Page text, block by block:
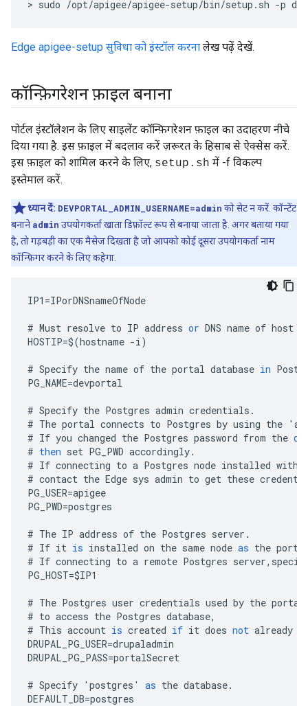
> sudo /opt/apigee/apigee-setup/bin/setup.sh -p
Edge apigee-setup सुविधा को इंस्टॉल करना लेख पढ़ें देखें.
कॉन्फ़िगरेशन फ़ाइल बनाना
पोर्टल इंस्टॉलेशन के लिए साइलेंट कॉन्फ़िगरेशन फ़ाइल का उदाहरण नीचे
दिया गया है. इस फ़ाइल में बदलाव करें ज़रूरत के हिसाब से ऐक्सेस करें.
इस फ़ाइल को शामिल करने के लिए, setup.sh में -f विकल्प
इस्तेमाल करें.
ध्यान दें: DEVPORTAL_ADMIN_USERNAME=admin को सेट न करें. कॉन्टेंट
बनाने admin उपयोगकर्ता खाता डिफ़ॉल्ट रूप से बनाया जाता है. अगर बताया गया
है, तो गड़बड़ी का एक मैसेज दिखता है जो आपको कोई दूसरा उपयोगकर्ता नाम
कॉन्फ़िगर करने के लिए कहेगा.
IP1 =IPorDNSnameOfNode
# Must resolve to IP address or DNS name of host
HOSTIP=$(hostname -i)
# Specify the name of the portal database in
PG_NAME=devportal
# Specify the Postgres admin credentials .
# The portal connects to Postgres by using the '
# If you changed the Postgres password from the
# then set PG_PWD accordingly.
# If connecting to a Postgres node installed with
# contact the Edge sys admin to get these
PG_USER=apigee
PG_PWD=postgres
# The IP address of the Postgres server .
# If it is installed on the same node as the
# If connecting to a remote Postgres server,
PG_HOST=$IP1
# The Postgres user credentials used by the portal
# to access the Postgres database,
# This account is created if it does not already
DRUPAL_PG_USER=drupaladmin
DRUPAL_PG_PASS=portalSecret
# Specify ' postgres ' as the database.
DEFAULT_DB=postgres